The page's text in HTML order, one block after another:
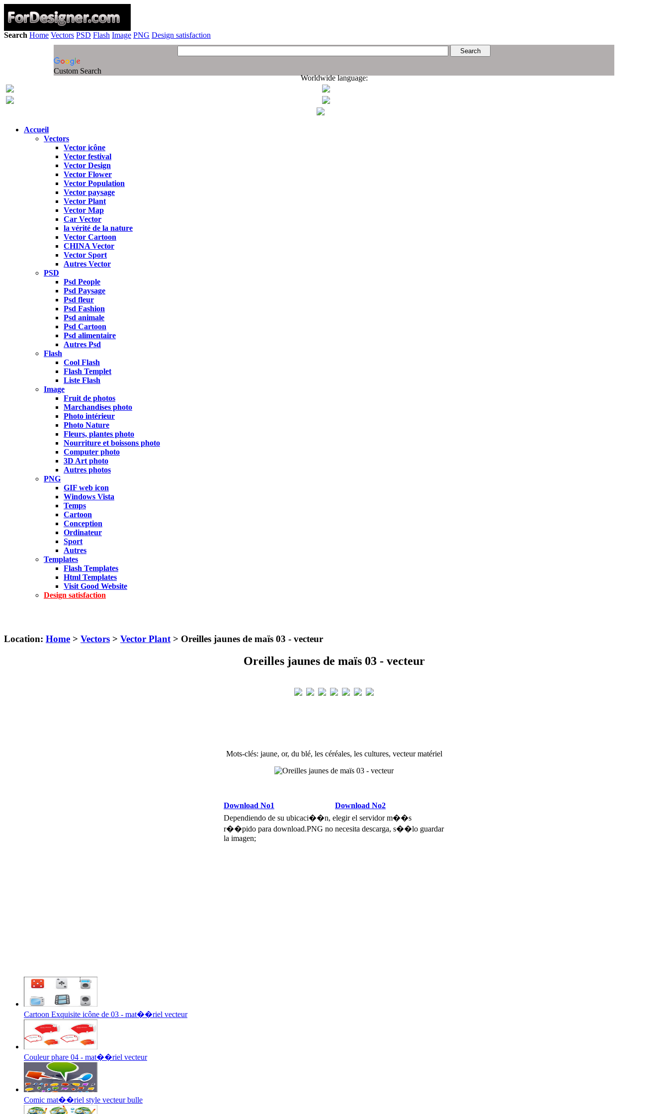
Search Home Vectors PSD Flash Image PNG Design satisfaction
Custom Search
Worldwide language:
Accueil
Vectors
Vector icône
Vector festival
Vector Design
Vector Flower
Vector Population
Vector paysage
Vector Plant
Vector Map
Car Vector
la vérité de la nature
Vector Cartoon
CHINA Vector
Vector Sport
Autres Vector
PSD
Psd People
Psd Paysage
Psd fleur
Psd Fashion
Psd animale
Psd Cartoon
Psd alimentaire
Autres Psd
Flash
Cool Flash
Flash Templet
Liste Flash
Image
Fruit de photos
Marchandises photo
Photo intérieur
Photo Nature
Fleurs, plantes photo
Nourriture et boissons photo
Computer photo
3D Art photo
Autres photos
PNG
GIF web icon
Windows Vista
Temps
Cartoon
Conception
Ordinateur
Sport
Autres
Templates
Flash Templates
Html Templates
Visit Good Website
Design satisfaction
Location: Home > Vectors > Vector Plant > Oreilles jaunes de maïs 03 - vecteur
Oreilles jaunes de maïs 03 - vecteur
Mots-clés: jaune, or, du blé, les céréales, les cultures, vecteur matériel
Download No1
Download No2
Dependiendo de su ubicaci��n, elegir el servidor m��s
r��pido para download.PNG no necesita descarga, s��lo guardar
la imagen;
Cartoon Exquisite icône de 03 - mat��riel vecteur
Couleur phare 04 - mat��riel vecteur
Comic mat��riel style vecteur bulle